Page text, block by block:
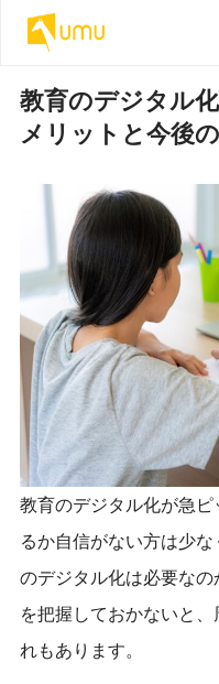
教育のデジタル
メリットと今後
教育のデジタル化が急
るか自信がない方は少
のデジタル化は必要なの
を把握しておかないと
れもあります。